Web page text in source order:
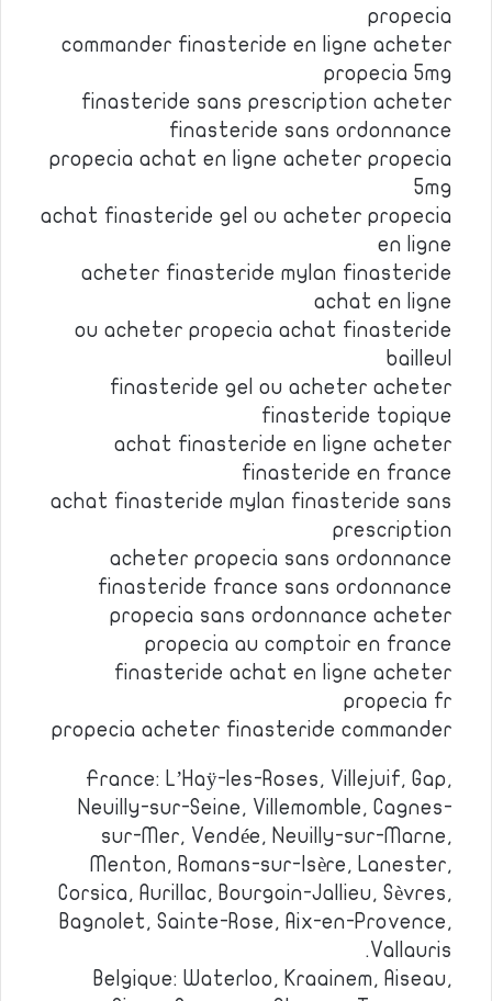
propecia
commander finasteride en ligne acheter
propecia 5mg
finasteride sans prescription acheter
finasteride sans ordonnance
propecia achat en ligne acheter propecia
5mg
achat finasteride gel ou acheter propecia
en ligne
acheter finasteride mylan finasteride
achat en ligne
ou acheter propecia achat finasteride
bailleul
finasteride gel ou acheter acheter
finasteride topique
achat finasteride en ligne acheter
finasteride en france
achat finasteride mylan finasteride sans
prescription
acheter propecia sans ordonnance
finasteride france sans ordonnance
propecia sans ordonnance acheter
propecia au comptoir en france
finasteride achat en ligne acheter
propecia fr
propecia acheter finasteride commander
France: L’Haÿ-les-Roses, Villejuif, Gap,
Neuilly-sur-Seine, Villemomble, Cagnes-
sur-Mer, Vendée, Neuilly-sur-Marne,
Menton, Romans-sur-Isère, Lanester,
Corsica, Aurillac, Bourgoin-Jallieu, Sèvres,
Bagnolet, Sainte-Rose, Aix-en-Provence,
Vallauris.
Belgique: Waterloo, Kraainem, Aiseau,